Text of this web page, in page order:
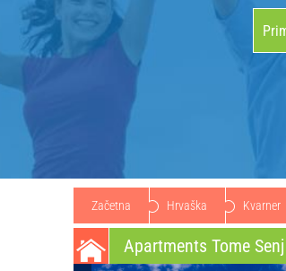
Začetna Hrvaška Kvarner
Apartments Tome Senj